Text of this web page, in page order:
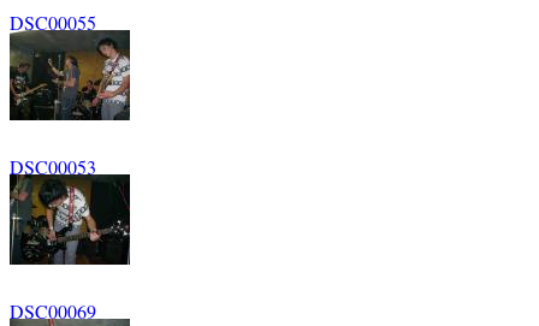
DSC00055
DSC00053
DSC00069